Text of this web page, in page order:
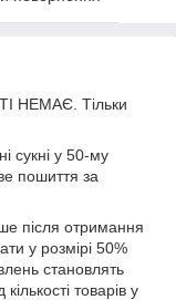
НЕМАЄ. Тільки
сукні у 50-му
пошиття за
після отримання
у розмірі 50%
становлять
товарів у